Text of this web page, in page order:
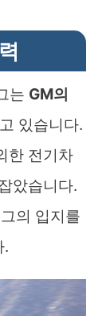
는 GM의
있습니다.
한 전기차
았습니다.
의 입지를
.